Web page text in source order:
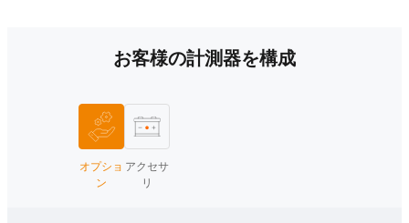
お客様の計測器を構成
オプショ
ン
アクセサ
リ